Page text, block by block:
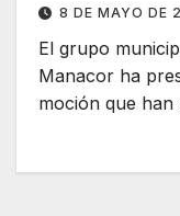
8 DE MAYO DE
El grupo
Manacor ha
moción que